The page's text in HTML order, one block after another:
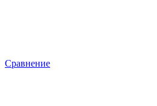
Сравнение